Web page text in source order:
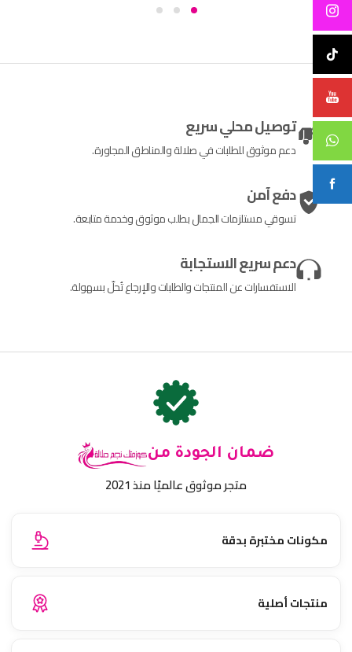
توصيل محلي سريع
دعم موثوق للطلبات في صلالة والمناطق المجاورة.
دفع آمن
تسوقي مستلزمات الجمال بطلب موثوق وخدمة متابعة.
دعم سريع الاستجابة
الاستفسارات عن المنتجات والطلبات والإرجاع تُحلّ بسهولة.
ضمان الجودة من
متجر موثوق عالميًا منذ 2021
مكونات مختبرة بدقة
منتجات أصلية